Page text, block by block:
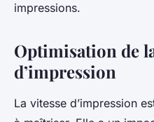
impressions.
Optimisation de
d’impression
La vitesse d’impression